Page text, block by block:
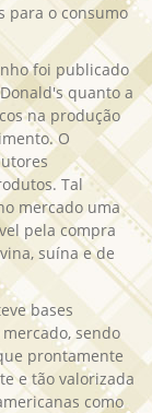
para o consumo
foi publicado
quanto a
na produção
O
Tal
mercado uma
pela compra
suína e de
bases
sendo
prontamente
e tão valorizada
como